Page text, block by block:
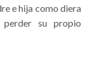
e hija como diera
su propio